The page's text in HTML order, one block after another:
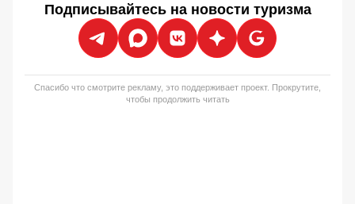
Подписывайтесь на новости туризма
Спасибо что смотрите рекламу, это поддерживает проект. Прокрутите,
чтобы продолжить читать